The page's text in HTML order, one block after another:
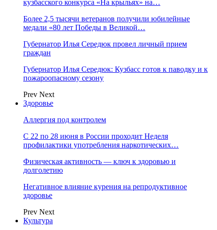
кузбасского конкурса «На крыльях» на…
Более 2,5 тысячи ветеранов получили юбилейные
медали «80 лет Победы в Великой…
Губернатор Илья Середюк провел личный прием
граждан
Губернатор Илья Середюк: Кузбасс готов к паводку и к
пожароопасному сезону
Prev Next
Здоровье
Аллергия под контролем
С 22 по 28 июня в России проходит Неделя
профилактики употребления наркотических…
Физическая активность — ключ к здоровью и
долголетию
Негативное влияние курения на репродуктивное
здоровье
Prev Next
Культура